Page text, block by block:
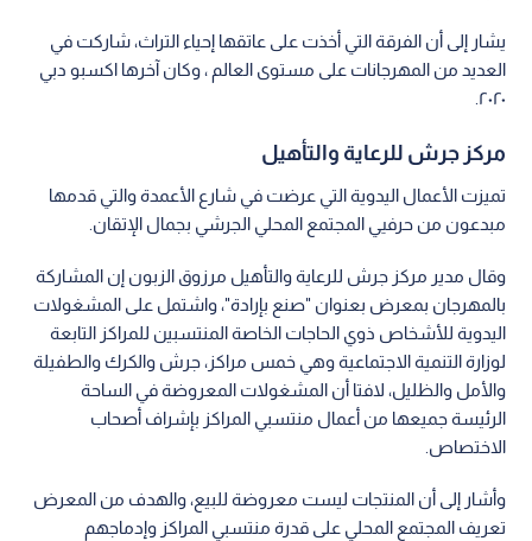
يشار إلى أن الفرقة التي أخذت على عاتقها إحياء التراث، شاركت في
العديد من المهرجانات على مستوى العالم ، وكان آخرها اكسبو دبي
٢٠٢٠.
مركز جرش للرعاية والتأهيل
تميزت الأعمال اليدوية التي عرضت في شارع الأعمدة والتي قدمها
مبدعون من حرفيي المجتمع المحلي الجرشي بجمال الإتقان.
وقال مدير مركز جرش للرعاية والتأهيل مرزوق الزبون إن المشاركة
بالمهرجان بمعرض بعنوان "صنع بإرادة"، واشتمل على المشغولات
اليدوية للأشخاص ذوي الحاجات الخاصة المنتسبين للمراكز التابعة
لوزارة التنمية الاجتماعية وهي خمس مراكز، جرش والكرك والطفيلة
والأمل والظليل، لافتا أن المشغولات المعروضة في الساحة
الرئيسة جميعها من أعمال منتسبي المراكز بإشراف أصحاب
الاختصاص.
وأشار إلى أن المنتجات ليست معروضة للبيع، والهدف من المعرض
تعريف المجتمع المحلي على قدرة منتسبي المراكز وإدماجهم